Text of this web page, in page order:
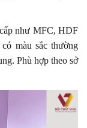
như MFC, HDF
màu sắc thường
Phù hợp theo sở